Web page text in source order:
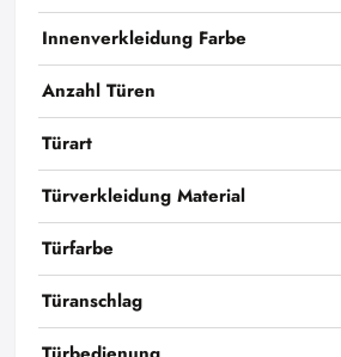
Innenverkleidung Farbe
Anzahl Türen
Türart
Türverkleidung Material
Türfarbe
Türanschlag